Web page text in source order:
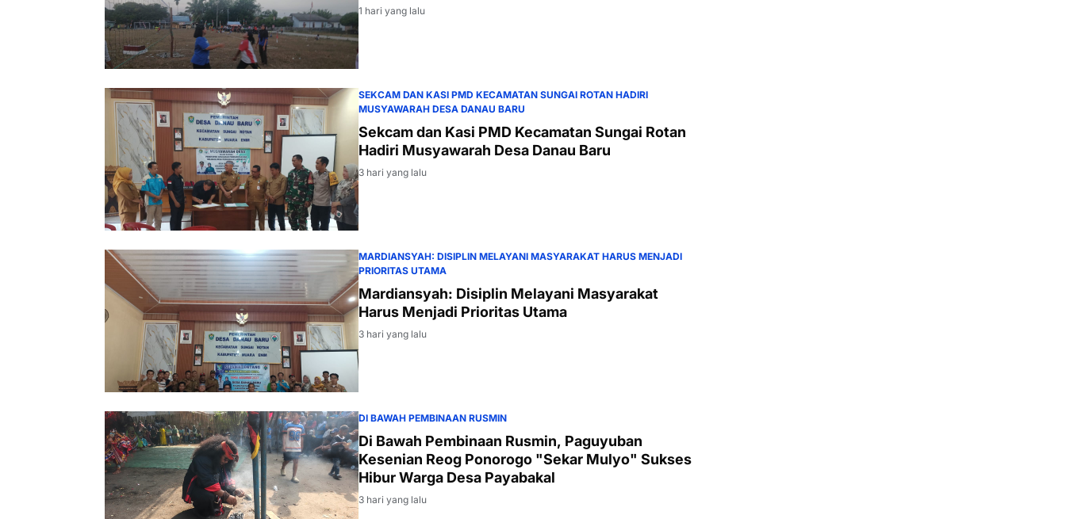
1 hari yang lalu
SEKCAM DAN KASI PMD KECAMATAN SUNGAI ROTAN HADIRI
MUSYAWARAH DESA DANAU BARU
Sekcam dan Kasi PMD Kecamatan Sungai Rotan
Hadiri Musyawarah Desa Danau Baru
3 hari yang lalu
MARDIANSYAH: DISIPLIN MELAYANI MASYARAKAT HARUS MENJADI
PRIORITAS UTAMA
Mardiansyah: Disiplin Melayani Masyarakat
Harus Menjadi Prioritas Utama
3 hari yang lalu
DI BAWAH PEMBINAAN RUSMIN
Di Bawah Pembinaan Rusmin, Paguyuban
Kesenian Reog Ponorogo "Sekar Mulyo" Sukses
Hibur Warga Desa Payabakal
3 hari yang lalu